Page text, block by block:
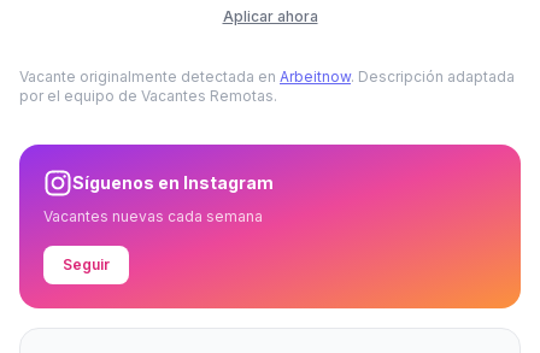
Aplicar ahora
Vacante originalmente detectada en Arbeitnow. Descripción adaptada
por el equipo de Vacantes Remotas.
Síguenos en Instagram
Vacantes nuevas cada semana
Seguir